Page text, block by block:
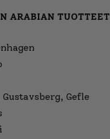
ARABIAN TUOTTEET
Gefle